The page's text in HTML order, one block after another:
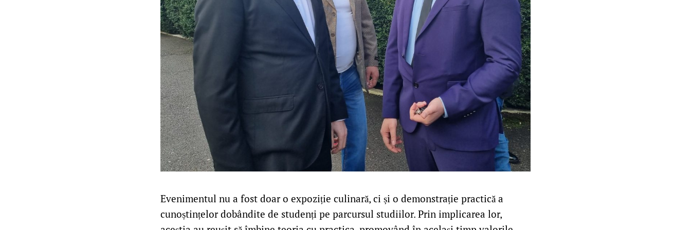
Evenimentul nu a fost doar o expoziție culinară, ci și o demonstrație practică a
cunoștințelor dobândite de studenți pe parcursul studiilor. Prin implicarea lor,